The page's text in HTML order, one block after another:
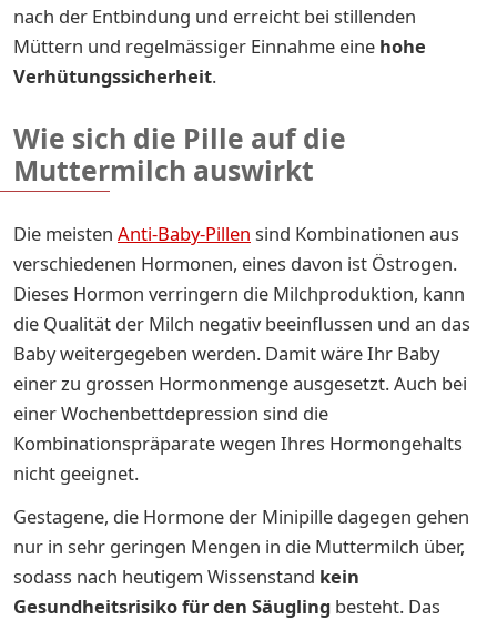
nach der Entbindung und erreicht bei stillenden
Müttern und regelmässiger Einnahme eine hohe
Verhütungssicherheit.
Wie sich die Pille auf die
Muttermilch auswirkt
Die meisten Anti-Baby-Pillen sind Kombinationen aus
verschiedenen Hormonen, eines davon ist Östrogen.
Dieses Hormon verringern die Milchproduktion, kann
die Qualität der Milch negativ beeinflussen und an das
Baby weitergegeben werden. Damit wäre Ihr Baby
einer zu grossen Hormonmenge ausgesetzt. Auch bei
einer Wochenbettdepression sind die
Kombinationspräparate wegen Ihres Hormongehalts
nicht geeignet.
Gestagene, die Hormone der Minipille dagegen gehen
nur in sehr geringen Mengen in die Muttermilch über,
sodass nach heutigem Wissenstand kein
Gesundheitsrisikofür den Säugling besteht. Das